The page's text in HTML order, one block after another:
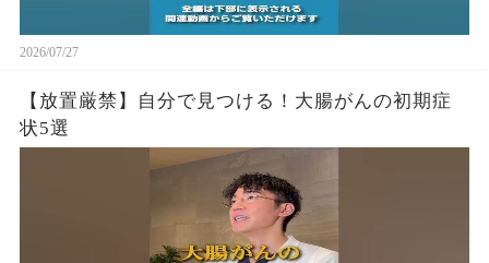
2026/07/27
【放置厳禁】自分で見つける！大腸がんの初期症
状5選